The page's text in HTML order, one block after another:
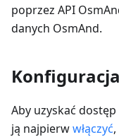
poprzez API
danych OsmAnd.
Aby uzyskać
ją najpierwwłączyć